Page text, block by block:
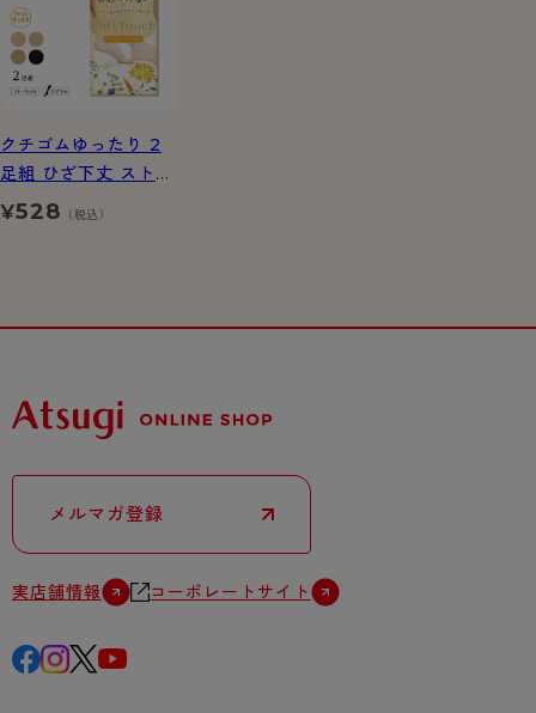
クチゴムゆったり 2
足組 ひざ下丈 ストッ
キング
¥528 （税込）
メルマガ登録
実店舗情報 コーポレートサイト